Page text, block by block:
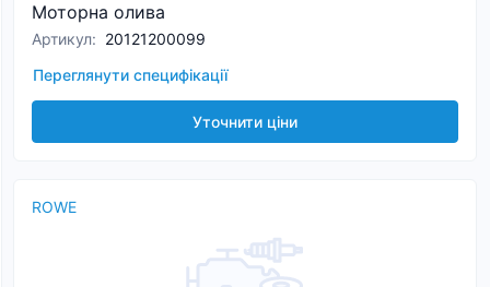
Моторна олива
Артикул: 20121200099
Переглянути специфікації
Уточнити ціни
ROWE